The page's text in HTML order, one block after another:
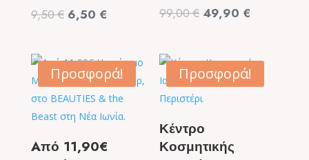
9,50€ Original
9,50 €.
6,50 €
είναι:
6,50 €.
99,00€ Original
99,00 €.
49,90 €
49,90 €.
Προσφορά!
Aπό 11,90€
Προσφορά!
Κέντρο
Κοσμητικής